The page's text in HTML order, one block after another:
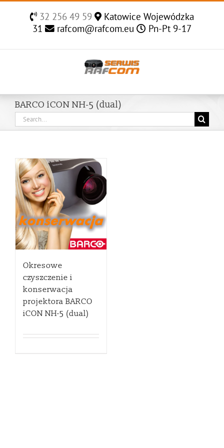
32 256 49 59
Katowice Wojewódzka
31
rafcom@rafcom.eu Pn-Pt 9-17
BARCO iCON NH-5 (dual)
Search
for:
Okresowe
czyszczenie i
konserwacja
projektora BARCO
iCON NH-5 (dual)